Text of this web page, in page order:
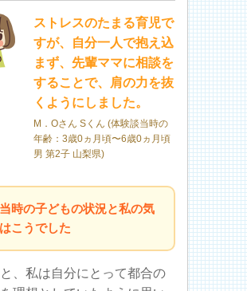
ストレスのたまる育児で
すが、自分一人で抱え込
まず、先輩ママに相談を
することで、肩の力を抜
くようにしました。
M．Oさん Sくん (体験談当時の
年齢：3歳0ヵ月頃〜6歳0ヵ月頃
男 第2子 山梨県)
時の子どもの状況と私の気
こうでした
、私は自分にとって都合の